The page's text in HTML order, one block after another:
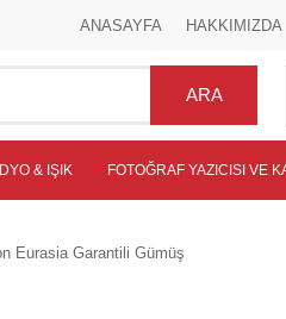
ANASAYFA HAKKIMIZDA
ARA
& IŞIK FOTOĞRAF YAZICISI VE
Eurasia Garantili Gümüş